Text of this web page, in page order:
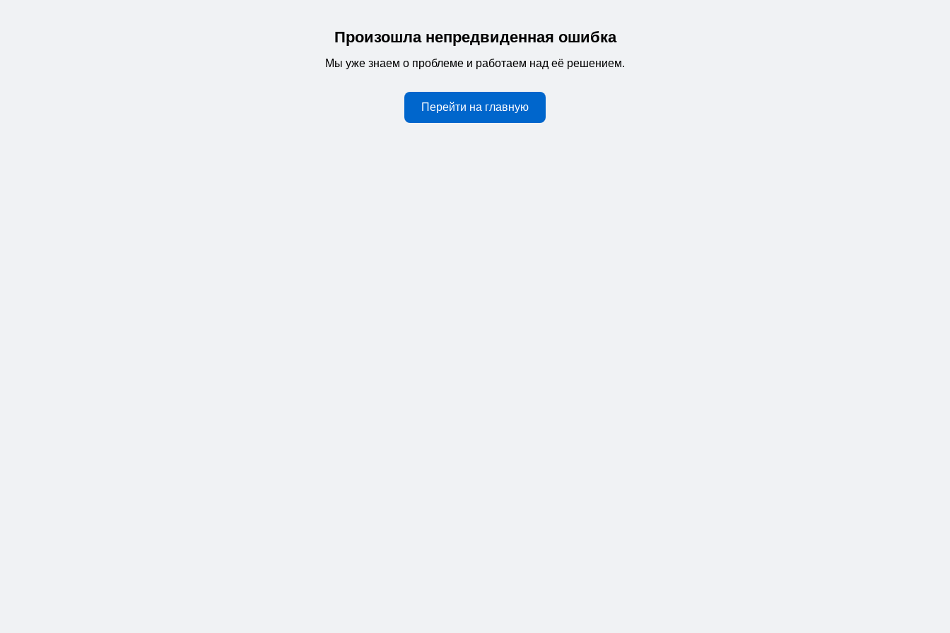
Произошла непредвиденная ошибка
Мы уже знаем о проблеме и работаем над её решением.
Перейти на главную